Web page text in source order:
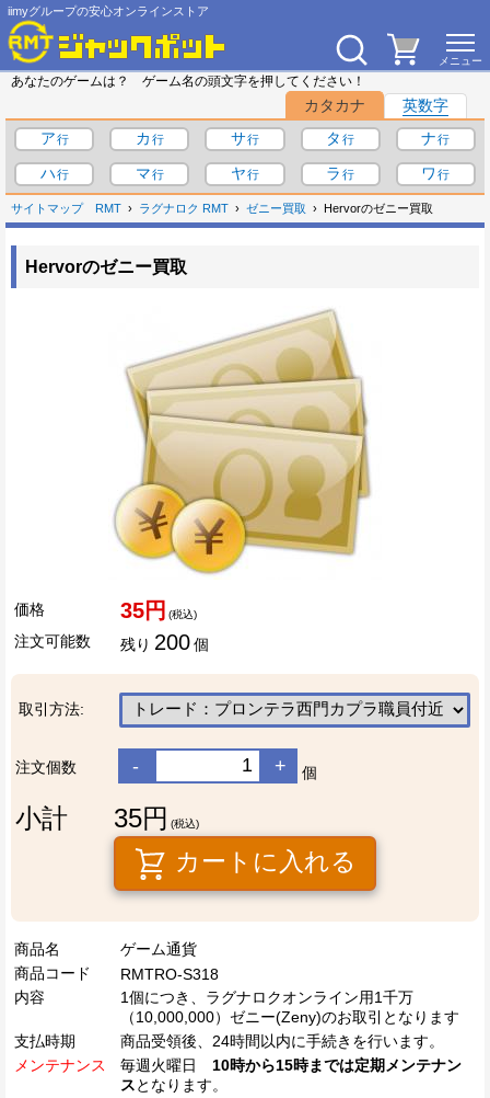
iimyグループの安心オンラインストア
あなたのゲームは？ ゲーム名の頭文字を押してください！
カタカナ
英数字
ア
カ サ タ
ナ
ハ
マ ヤ ラ ワ
サイトマップ RMT ラグナロク RMT ゼニー買取 Hervorのゼニー買取
Hervorのゼニー買取
価格 35円 (税込)
注文可能数 残り 200個
取引方法:
注文個数 - + 個
小計 35円 (税込)
カートに入れる
商品名
ゲーム通貨
商品コード
RMTRO-S318
内容
1個につき、ラグナロクオンライン用1千万
（10,000,000）ゼニー(Zeny)のお取引となります
支払時期
商品受領後、24時間以内に手続きを行います。
メンテナンス
毎週火曜日 10時から15時までは定期メンテナン
スとなります。